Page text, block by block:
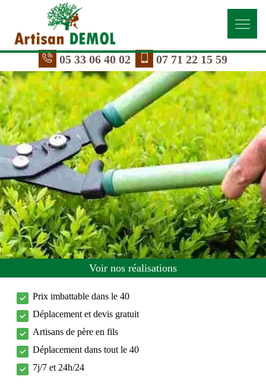
05 33 06 40 02 07 71 22 15 59
Voir nos réalisations
Prix imbattable dans le 40
Déplacement et devis gratuit
Artisans de père en fils
Déplacement dans tout le 40
7j/7 et 24h/24